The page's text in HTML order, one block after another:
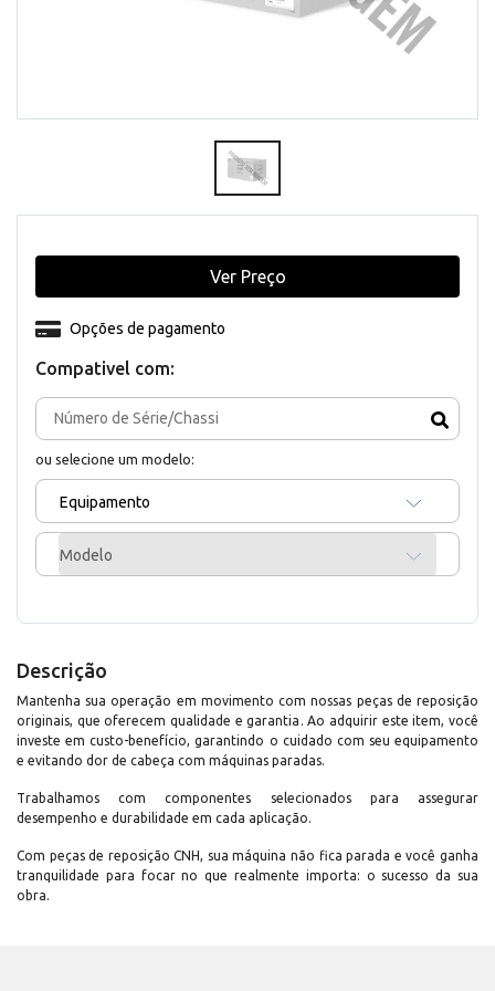
Compativel com:
ou selecione um modelo:
Equipamento
Modelo
Opções de pagamento
Ver Preço
Descrição
Mantenha sua operação em movimento com nossas peças de reposição
originais, que oferecem qualidade e garantia. Ao adquirir este item, você
investe em custo-benefício, garantindo o cuidado com seu equipamento
e evitando dor de cabeça com máquinas paradas.
Trabalhamos com componentes selecionados para assegurar
desempenho e durabilidade em cada aplicação.
Com peças de reposição CNH, sua máquina não fica parada e você ganha
tranquilidade para focar no que realmente importa: o sucesso da sua
obra.